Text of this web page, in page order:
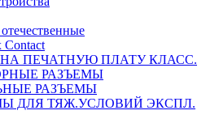
Contact
НА ПЕЧАТНУЮ ПЛАТУ КЛАСС.
РАЗЪЕМЫ
РАЗЪЕМЫ
ДЛЯ ТЯЖ.УСЛОВИЙ ЭКСПЛ.